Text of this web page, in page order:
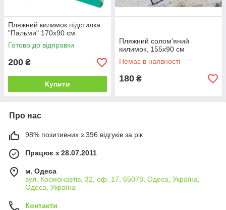
Пляжний килимок підстилка
"Пальми" 170х90 см
Готово до відправки
200 ₴
Купити
Пляжний солом'яний
килимок, 155х90 см
Немає в наявності
180 ₴
Про нас
98% позитивних з 396 відгуків за рік
Працює з 28.07.2011
м. Одеса
вул. Космонавтів, 32, оф. 17, 65078, Одеса, Україна,
Одеса, Україна
Контакти